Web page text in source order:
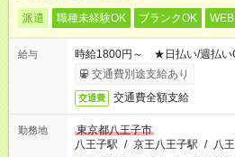
派遣 職種未経験OK ブランクOK
給与
時給1800円～ ★日払い/週払い
交通費別途支給あり
交通費 交通費全額支給
勤務地
東京都八王子市
八王子駅 / 京王八王子駅 / 八